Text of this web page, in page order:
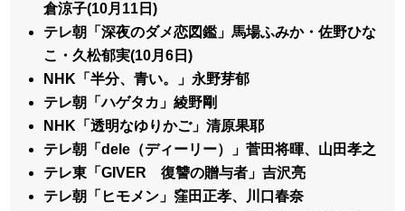
倉涼子(10月11日)
テレ朝「深夜のダメ恋図鑑」馬場ふみか・佐野ひな
こ・久松郁実(10月6日)
NHK「半分、青い。」永野芽郁
テレ朝「ハゲタカ」綾野剛
NHK「透明なゆりかご」清原果耶
テレ朝「dele（ディーリー）」菅田将暉、山田孝之
テレ東「GIVER 復讐の贈与者」吉沢亮
テレ朝「ヒモメン」窪田正孝、川口春奈